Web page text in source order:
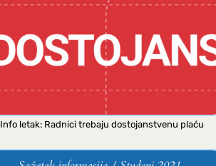
Info letak: Radnici trebaju dostojanstvenu plaću